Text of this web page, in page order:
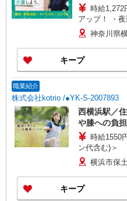
時給1,272円〜1,799
アップ！ ・
格・経験等に
神奈川県
キープ
職業紹介
株式会社kotrio /●YK-S-2007893
西横浜駅／
や膝への負
時給1550
ン代含む)＞
横浜市保
キープ